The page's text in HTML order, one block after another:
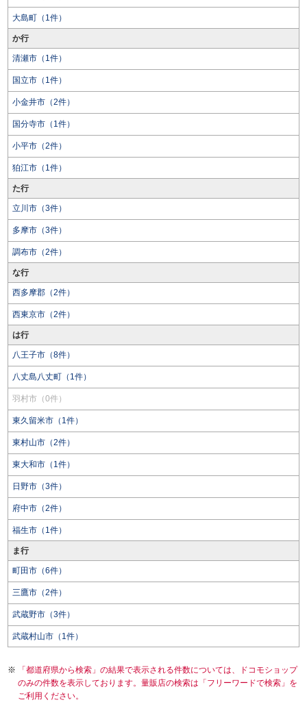
大島町（1件）
か行
清瀬市（1件）
国立市（1件）
小金井市（2件）
国分寺市（1件）
小平市（2件）
狛江市（1件）
た行
立川市（3件）
多摩市（3件）
調布市（2件）
な行
西多摩郡（2件）
西東京市（2件）
は行
八王子市（8件）
八丈島八丈町（1件）
羽村市（0件）
東久留米市（1件）
東村山市（2件）
東大和市（1件）
日野市（3件）
府中市（2件）
福生市（1件）
ま行
町田市（6件）
三鷹市（2件）
武蔵野市（3件）
武蔵村山市（1件）
「都道府県から検索」の結果で表示される件数については、ドコモショップ
のみの件数を表示しております。量販店の検索は「フリーワードで検索」を
ご利用ください。